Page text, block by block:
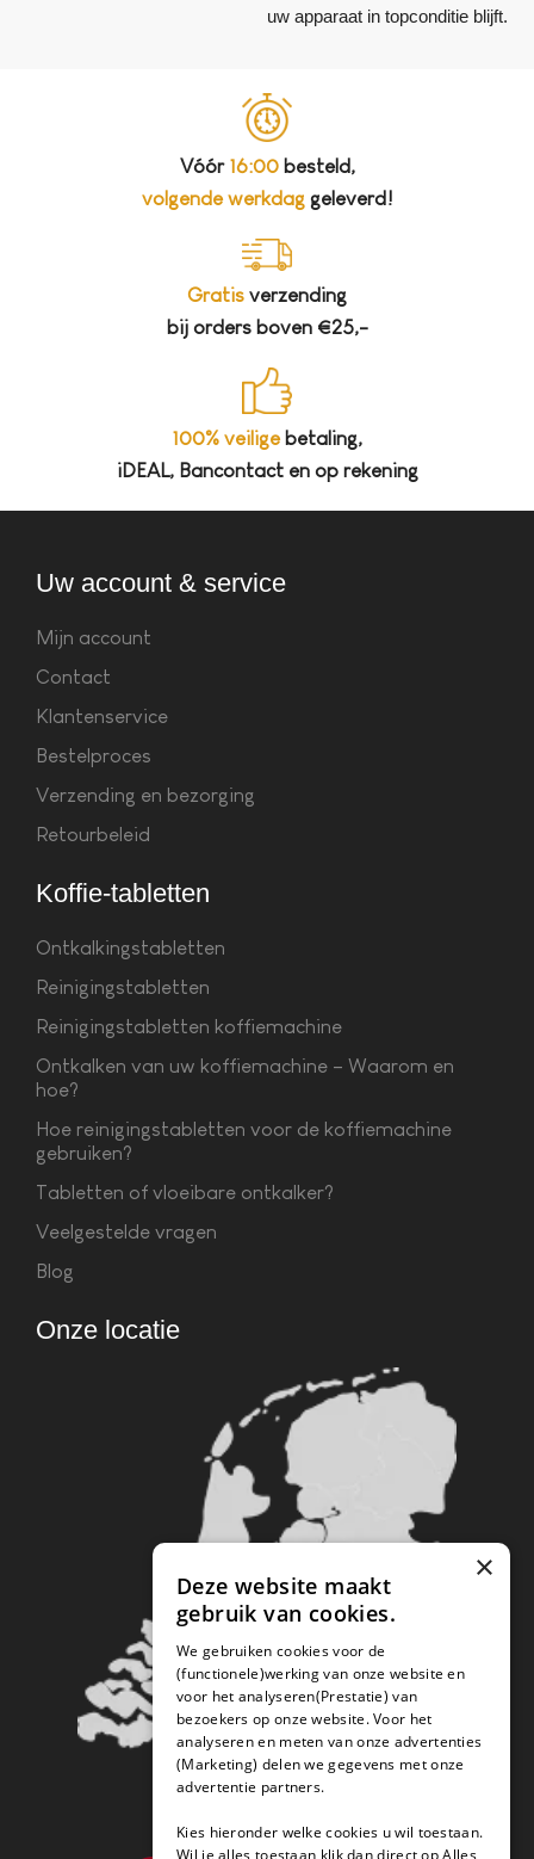
uw apparaat in topconditie blijft.
Vóór 16:00besteld,
volgende werkdaggeleverd!
Gratis verzending
bij orders boven €25,-
100% veiligebetaling,
iDEAL, Bancontact en op rekening
Uw account & service
Mijn account
Contact
Klantenservice
Bestelproces
Verzending en bezorging
Retourbeleid
Koffie-tabletten
Ontkalkingstabletten
Reinigingstabletten
Reinigingstabletten koffiemachine
Ontkalken van uw koffiemachine – Waarom en
hoe?
Hoe reinigingstabletten voor de koffiemachine
gebruiken?
Tabletten of vloeibare ontkalker?
Veelgestelde vragen
Blog
Onze locatie
×
Deze website maakt
gebruik van cookies.
We gebruiken cookies voor de
(functionele)werking van onze website en
voor het analyseren(Prestatie) van
bezoekers op onze website. Voor het
analyseren en meten van onze advertenties
(Marketing) delen we gegevens met onze
advertentie partners.
Kies hieronder welke cookies u wil toestaan.
Wil je alles toestaan klik dan direct op Alles